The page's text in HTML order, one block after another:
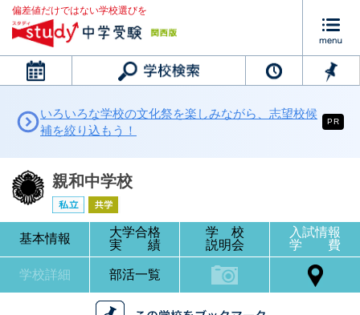
偏差値だけではない学校選びを
カレンダー
いろいろな学校の文化祭を楽しみながら、志望校候
補を絞り込もう！
PR
親和中学校
基本情報
大学合格
実 績
学 校
説明会
入試情報
学 費
学校詳細 部活一覧